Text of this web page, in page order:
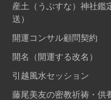
産土（うぶすな）神社鑑
送）
開運コンサル顧問契約
開名（開運する改名）
引越風水セッション
藤尾美友の密教祈祷・供